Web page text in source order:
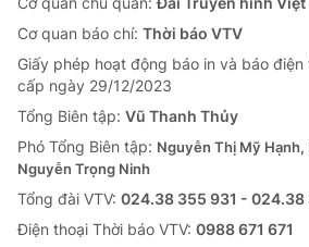
Cơ quan báo chí: Thời báo VTV
Giấy phép hoạt động báo in và báo
cấp ngày 29/12/2023
Tổng Biên tập: Vũ Thanh Thủy
Phó Tổng Biên tập: Nguyễn Thị Mỹ Hạnh,
Nguyễn Trọng Ninh
Tổng đài VTV: 024.38 355 931 - 024.38
Ðiện thoại Thời báo VTV: 0988 671 671